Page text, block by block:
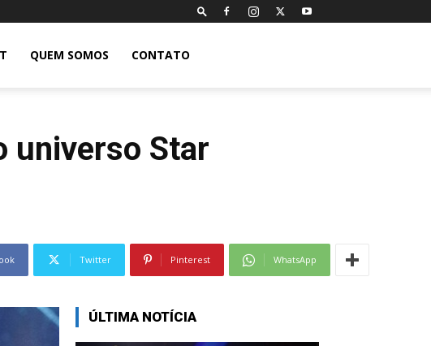
QUEM SOMOS CONTATO
universo Star
Twitter Pinterest WhatsApp
ÚLTIMA NOTÍCIA